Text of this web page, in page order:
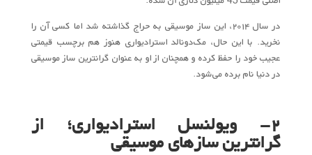
در سال ۲۰۱۴، این ساز موسیقی به حراج گذاشته شد اما کسی آن را
نخرید. با این حال، مک‌دونالد استرادیواری هنوز هم برچسب قیمتی
عجیب خود را حفظ کرده و همچنان از او به عنوان گرانترین ساز موسیقی
در دنیا نام برده می‌شود.
۲- ویولنسل استرادیواری؛ از
گرانترین سازهای موسیقی